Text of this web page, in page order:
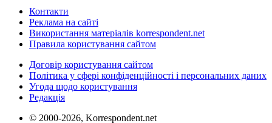
Контакти
Реклама на сайті
Використання матеріалів korrespondent.net
Правила користування сайтом
Договір користування сайтом
Політика у сфері конфіденційності і персональних даних
Угода щодо користування
Редакція
© 2000-2026, Korrespondent.net